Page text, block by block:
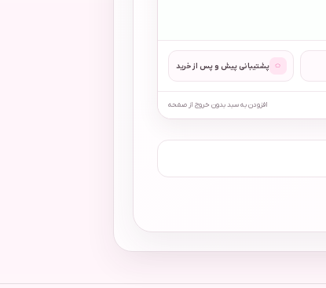
◌ پشتیبانی پیش و پس از خرید
افزودن به سبد بدون خروج از صفحه